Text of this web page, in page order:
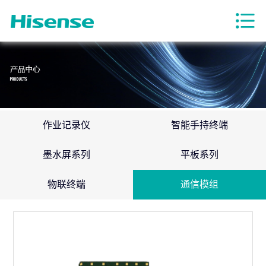
作业记录仪 智能手持终端
墨水屏系列 平板系列
物联终端 通信模组